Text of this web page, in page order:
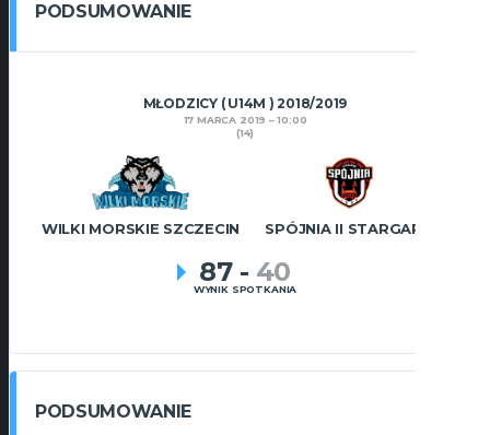
PODSUMOWANIE
MŁODZICY ( U14M ) 2018/2019
17 MARCA 2019
10:00
(14)
WILKI MORSKIE SZCZECIN SPÓJNIA II STARGARD
87 - 40
WYNIK SPOTKANIA
PODSUMOWANIE